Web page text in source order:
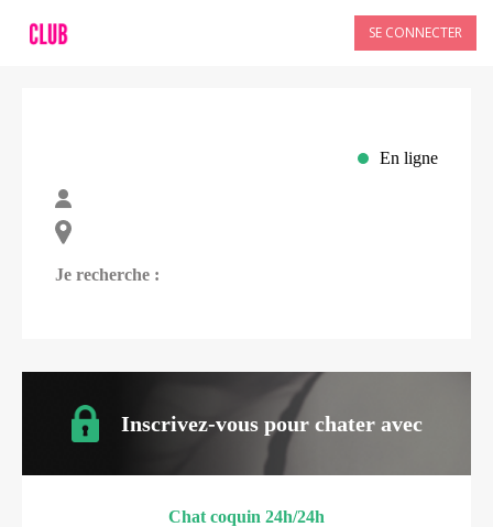
SE CONNECTER
En ligne
Je recherche :
Inscrivez-vous pour chater avec
Chat coquin 24h/24h